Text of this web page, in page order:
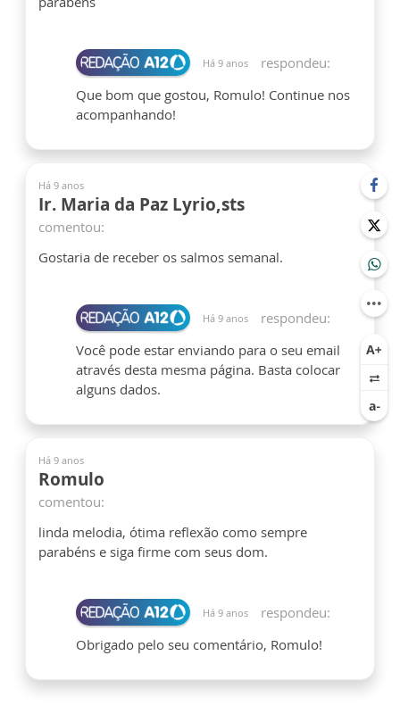
Há 9 anos
respondeu:
Que bom que gostou, Romulo! Continue nos
acompanhando!
Há 9 anos
Ir. Maria da Paz Lyrio,sts
comentou:
Gostaria de receber os salmos semanal.
Há 9 anos
respondeu:
Você pode estar enviando para o seu email
através desta mesma página. Basta colocar
alguns dados.
Há 9 anos
Romulo
comentou:
linda melodia, ótima reflexão como sempre
parabéns e siga firme com seus dom.
Há 9 anos
respondeu:
Obrigado pelo seu comentário, Romulo!